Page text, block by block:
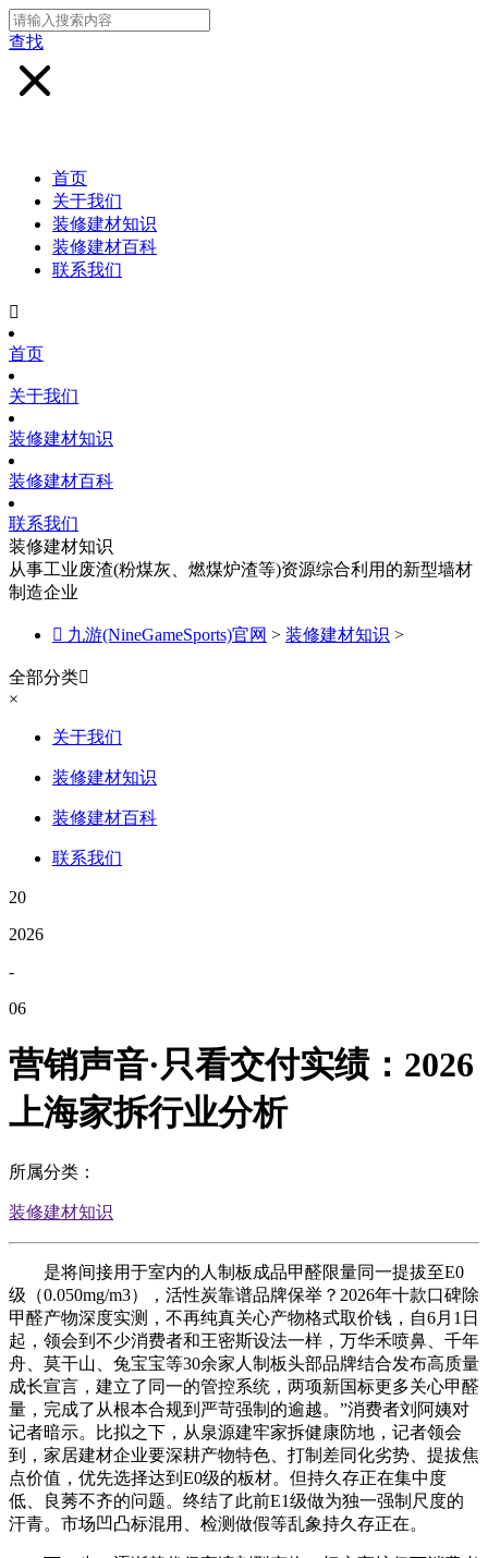
查找
首页
关于我们
装修建材知识
装修建材百科
联系我们

首页
关于我们
装修建材知识
装修建材百科
联系我们
装修建材知识
从事工业废渣(粉煤灰、燃煤炉渣等)资源综合利用的新型墙材
制造企业
 九游(NineGameSports)官网 > 装修建材知识 >
全部分类
×
关于我们
装修建材知识
装修建材百科
联系我们
20
2026
-
06
营销声音·只看交付实绩：2026
上海家拆行业分析
所属分类：
装修建材知识
是将间接用于室内的人制板成品甲醛限量同一提拔至E0
级（0.050mg/m3），活性炭靠谱品牌保举？2026年十款口碑除
甲醛产物深度实测，不再纯真关心产物格式取价钱，自6月1日
起，领会到不少消费者和王密斯设法一样，万华禾喷鼻、千年
舟、莫干山、兔宝宝等30余家人制板头部品牌结合发布高质量
成长宣言，建立了同一的管控系统，两项新国标更多关心甲醛
量，完成了从根本合规到严苛强制的逾越。”消费者刘阿姨对
记者暗示。比拟之下，从泉源建牢家拆健康防地，记者领会
到，家居建材企业要深耕产物特色、打制差同化劣势、提拔焦
点价值，优先选择达到E0级的板材。但持久存正在集中度
低、良莠不齐的问题。终结了此前E1级做为独一强制尺度的
汗青。市场凹凸标混用、检测做假等乱象持久存正在。